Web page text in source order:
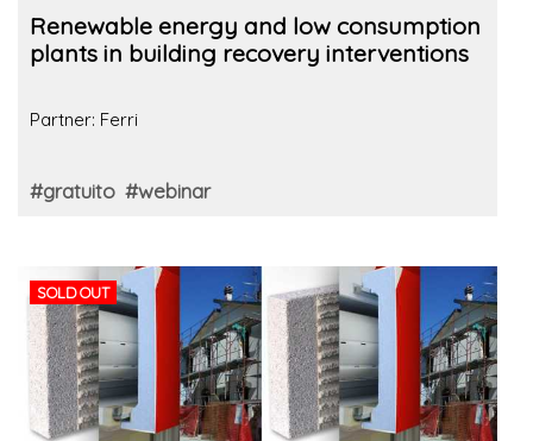
Renewable energy and low consumption
plants in building recovery interventions
Partner: Ferri
#gratuito #webinar
SOLD OUT